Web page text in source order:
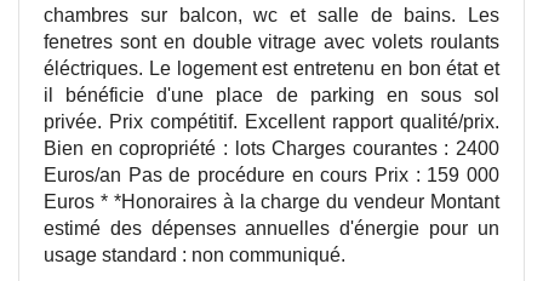
chambres sur balcon, wc et salle de bains. Les
fenetres sont en double vitrage avec volets roulants
éléctriques. Le logement est entretenu en bon état et
il bénéficie d'une place de parking en sous sol
privée. Prix compétitif. Excellent rapport qualité/prix.
Bien en copropriété : lots Charges courantes : 2400
Euros/an Pas de procédure en cours Prix : 159 000
Euros * *Honoraires à la charge du vendeur Montant
estimé des dépenses annuelles d'énergie pour un
usage standard : non communiqué.